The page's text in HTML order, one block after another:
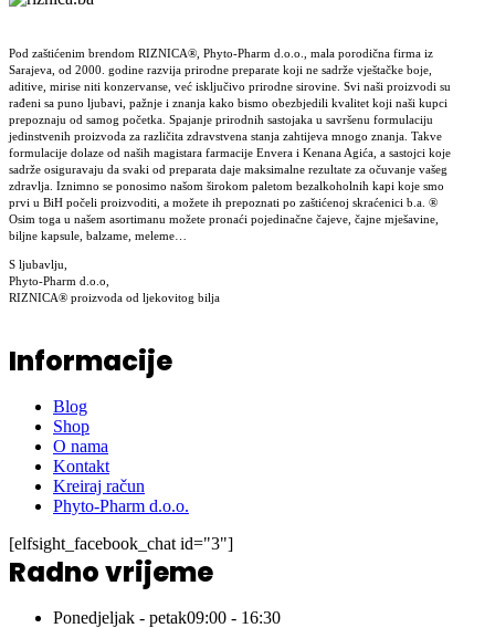
Pod zaštićenim brendom RIZNICA®, Phyto-Pharm d.o.o., mala porodična firma iz
Sarajeva, od 2000. godine razvija prirodne preparate koji ne sadrže vještačke boje,
aditive, mirise niti konzervanse, već isključivo prirodne sirovine. Svi naši proizvodi su
rađeni sa puno ljubavi, pažnje i znanja kako bismo obezbjedili kvalitet koji naši kupci
prepoznaju od samog početka. Spajanje prirodnih sastojaka u savršenu formulaciju
jedinstvenih proizvoda za različita zdravstvena stanja zahtijeva mnogo znanja. Takve
formulacije dolaze od naših magistara farmacije Envera i Kenana Agića, a sastojci koje
sadrže osiguravaju da svaki od preparata daje maksimalne rezultate za očuvanje vašeg
zdravlja. Iznimno se ponosimo našom širokom paletom bezalkoholnih kapi koje smo
prvi u BiH počeli proizvoditi, a možete ih prepoznati po zaštićenoj skraćenici b.a. ®
Osim toga u našem asortimanu možete pronaći pojedinačne čajeve, čajne mješavine,
biljne kapsule, balzame, meleme…
S ljubavlju,
Phyto-Pharm d.o.o,
RIZNICA® proizvoda od ljekovitog bilja
Informacije
Blog
Shop
O nama
Kontakt
Kreiraj račun
Phyto-Pharm d.o.o.
[elfsight_facebook_chat id="3"]
Radno vrijeme
Ponedjeljak - petak09:00 - 16:30